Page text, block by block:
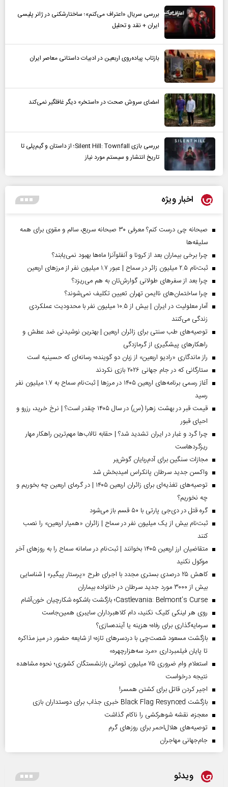
بررسی سریال «اعتراف می‌کنم»؛ ساختارشکنی در ژانر پلیسی
ایران + نقد و تحلیل
بازتاب پیاده‌روی اربعین در ادبیات داستانی معاصر ایران
امضای سروش صحت در «استخر» دیگر غافلگیر نمی‌کند
بررسی بازی Silent Hill: Townfall؛ از داستان و گیم‌پلی تا
تاریخ انتشار و سیستم مورد نیاز
اخبار ویژه
صبحانه چی درست کنم؟ معرفی ۳۰ صبحانه سریع، سالم و مقوی برای همه
سلیقه‌ها
چرا برخی بیماران بعد از کرونا و آنفلوآنزا ماه‌ها بهبود نمی‌یابند؟
ثبت‌نام ۲.۵ میلیون زائر در سماح | عبور ۱.۷ میلیون نفر از مرز‌های اربعین
چرا بعد از سفرهای طولانی گوارش‌تان به هم می‌ریزد؟
چرا ساختمان‌های ناایمن تهران تعیین تکلیف نمی‌شوند؟
آمار معلولیت در ایران | بیش از ۱۰.۵ میلیون نفر با محدودیت عملکردی
زندگی می‌کنند
توصیه‌های طب سنتی برای زائران اربعین | بهترین نوشیدنی ضد عطش و
راهکارهای پیشگیری از گرمازدگی
راز ماندگاری «رادیو اربعین» از زبان دو گوینده؛ رسانه‌ای که حسینیه است
ستارگانی که در جام جهانی ۲۰۲۶ بازی نکردند
آغاز رسمی برنامه‌های اربعین ۱۴۰۵ در مرز‌ها | ثبت‌نام سماح به ۱.۷ میلیون نفر
رسید
قیمت قبر در بهشت زهرا (س) در سال ۱۴۰۵ چقدر است؟ | نرخ خرید، رزرو و
احیای قبور
چرا گرد و غبار در ایران تشدید شد؟ | حقابه تالاب‌ها مهم‌ترین راهکار مهار
ریزگردهاست
مجازات سنگین برای آدم‌ربایان گوش‌بر
واکسن جدید سرطان پانکراس امیدبخش شد
توصیه‌های تغذیه‌ای برای زائران اربعین ۱۴۰۵ | در گرمای اربعین چه بخوریم و
چه نخوریم؟
گره قتل در دی‌جی پارتی با ۵۰ قسم باز می‌شود
ثبت‌نام بیش از یک میلیون نفر در سماح | زائران «همیار اربعین» را نصب
کنند
متقاضیان ارز اربعین ۱۴۰۵ بخوانند | ثبت‌نام در سامانه سماح را به روز‌های آخر
موکول نکنید
کاهش ۲۵ درصدی بستری مجدد با اجرای طرح «پرستار پیگیر» | شناسایی
بیش از ۳۰۰۰ مورد جدید سرطان در خانواده بیماران
Castlevania: Belmont’s Curse؛ بازگشت باشکوه شکارچیان خون‌آشام
روی هر لینکی کلیک نکنید، دام کلاهبرداران سایبری همین‌جاست
سرمایه‌گذاری برای رفاه؛ هزینه یا آینده‌سازی؟
بازگشت مسعود شصت‌چی با دردسر‌های تازه؛ از شایعه حضور در میز مذاکره
تا پایان فیلمبرداری «مرد سه‌هزارچهره»
استعلام وام ضروری ۷۵ میلیون تومانی بازنشستگان کشوری؛ نحوه مشاهده
نتیجه درخواست
اجیر کردن قاتل برای کشتن همسر!
بازگشت Black Flag Resynced خبری جذاب برای دوستداران بازی
معجزه، نقشه شوهرکشی را ناکام گذاشت
توصیه‌های هلال‌احمر برای روز‌های گرم
جام‌جهانی مهاجران
ویدئو